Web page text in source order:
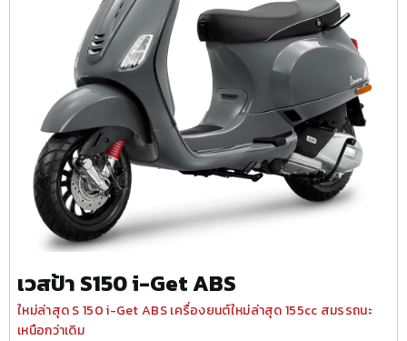
เวสป้า S150 i-Get ABS
ใหม่ล่าสุด S 150 i-Get ABS เครื่องยนต์ใหม่ล่าสุด 155cc สมรรถนะ
เหนือกว่าเดิม